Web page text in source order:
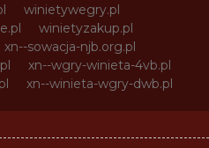
winietywegry.pl
winietyzakup.pl
xn--sowacja-njb.org.pl
xn--wgry-winieta-4vb.pl
xn--winieta-wgry-dwb.pl